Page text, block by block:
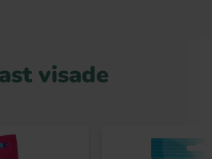
visade